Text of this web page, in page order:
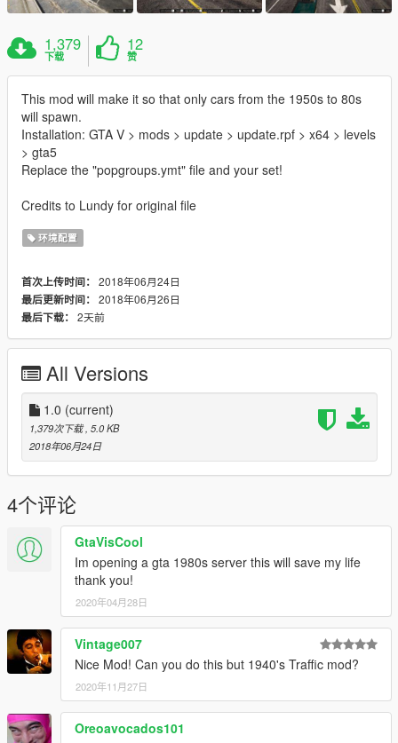
1,379
下载
12
赞
This mod will make it so that only cars from the 1950s to 80s
will spawn.
Installation: GTA V > mods > update > update.rpf > x64 > levels
> gta5
Replace the "popgroups.ymt" file and your set!
Credits to Lundy for original file
环境配置
首次上传时间： 2018年06月24日
最后更新时间： 2018年06月26日
最后下载： 2天前
All Versions
1.0 (current)
1,379次下载 , 5.0 KB
2018年06月24日
4个评论
GtaVisCool
Im opening a gta 1980s server this will save my life
thank you!
2020年04月28日
Vintage007
Nice Mod! Can you do this but 1940's Traffic mod?
2020年11月27日
Oreoavocados101